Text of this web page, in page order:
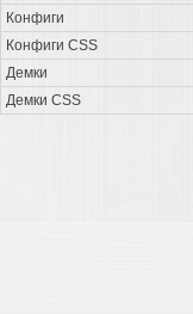
Конфиги
Конфиги CSS
Демки
Демки CSS